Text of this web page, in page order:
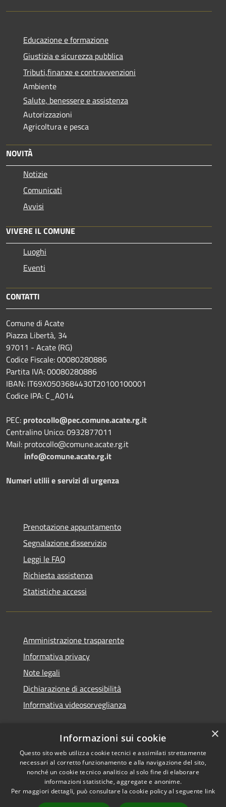
Educazione e formazione
Giustizia e sicurezza pubblica
Tributi,finanze e contravvenzioni
Ambiente
Salute, benessere e assistenza
Autorizzazioni
Agricoltura e pesca
NOVITÀ
Notizie
Comunicati
Avvisi
VIVERE IL COMUNE
Luoghi
Eventi
CONTATTI
Comune di Acate
Piazza Libertà, 34
97011 - Acate (RG)
Codice Fiscale: 00080280886
Partita IVA: 00080280886
IBAN: IT69X0503684430T20100100001
Codice IPA: C_A014
PEC: protocollo@pec.comune.acate.rg.it
Centralino Unico: 0932877011
Mail: protocollo@comune.acate.rg.it
info@comune.acate.rg.it
Numeri utilii e servizi di urgenza
Prenotazione appuntamento
Segnalazione disservizio
Leggi le FAQ
Richiesta assistenza
Statistiche accessi
Amministrazione trasparente
Informativa privacy
Note legali
Dichiarazione di accessibilità
Informativa videosorveglianza
RSS
Accessibilità
Privacy
Copyright © 2026 • Comune di
Acate • Powered by
Municipium•Accesso
redazione
×
Informazioni sui cookie
Questo sito web utilizza cookie tecnici e assimilati strettamente
necessari al corretto funzionamento e alla navigazione del sito,
nonché un cookie tecnico analitico al solo fine di elaborare
informazioni statistiche, aggregate e anonime.
Per maggiori dettagli, può consultare la cookie policy al seguente link